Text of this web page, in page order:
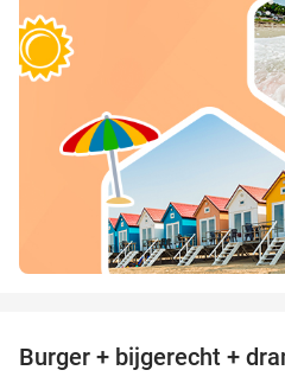
Burger + bijgerecht +